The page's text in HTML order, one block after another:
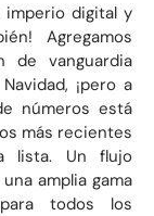
imperio digital y
Agregamos
de vanguardia
¡pero a
números está
más recientes
lista. Un flujo
amplia gama
todos los